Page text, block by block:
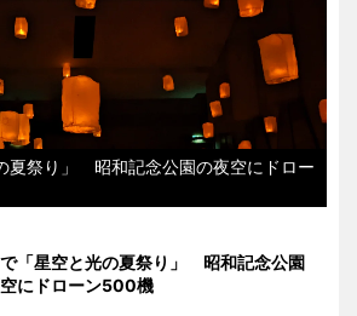
夏祭り」 昭和記念公園の夜空にドロー
「星空と光の夏祭り」 昭和記念公園
にドローン500機